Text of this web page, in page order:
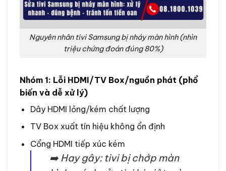
Nguyên nhân tivi Samsung bị nháy màn hình (nhìn
triệu chứng đoán đúng 80%)
Nhóm 1: Lỗi HDMI/TV Box/nguồn phát (phổ
biến và dễ xử lý)
Dây HDMI lỏng/kém chất lượng
TV Box xuất tín hiệu không ổn định
Cổng HDMI tiếp xúc kém
➡️ Hay gây: tivi bị chớp màn